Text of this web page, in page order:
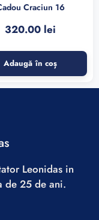
Craciun 16
320.00 lei
Adaugă în coș
Leonidas in
de 25 de ani.